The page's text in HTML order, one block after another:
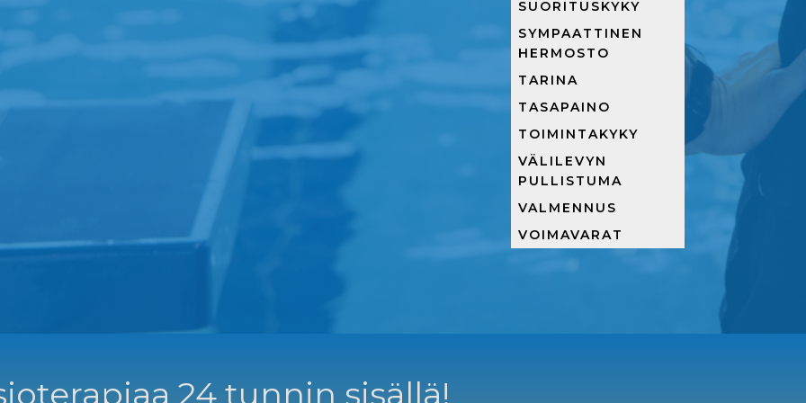
SUORITUSKYKY
SYMPAATTINEN
HERMOSTO
TARINA
TASAPAINO
TOIMINTAKYKY
VÄLILEVYN
PULLISTUMA
VALMENNUS
VOIMAVARAT
24 tunnin sisällä!